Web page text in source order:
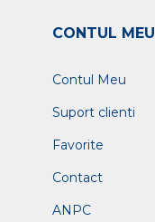
CONTUL MEU
Contul Meu
Suport clienti
Favorite
Contact
ANPC